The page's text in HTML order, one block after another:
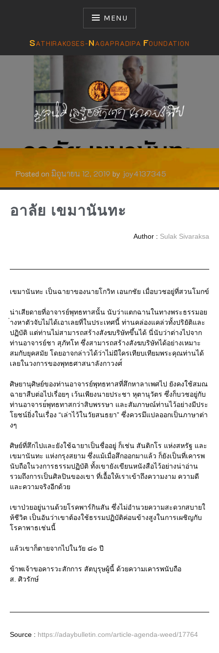
MENU
SATHIRAKOSES-NAGAPRADIPA FOUNDATION
S N F
มูลนิธิเสฐียรโกเศศ-นาคะประทีป
Posted on มิถุนายน 12, 2019 by joy4137345
อาลัย เขมานันทะ
Author : Sulak Sivaraksa
เขมานันทะ เป็นฉายาของนายโกวิท เอนกชัย เมื่อบวชอยู่ที่สวนโมกข์
น่าเสียดายที่อาจารย์พุทธทาสนั้น นับว่าแตกฉานในทางพระธรรมอย
่างหาตัวจับไม่ได้เอาเลยที่ในประเทศนี้ ท่านคล่องแคล่วทั้งปริยัติและ
ปฏิบัติ แต่ท่านไม่สามารถสร้างสังฆบริษัทขึ้นได้ นี่นับว่าต่างไปจาก
ท่านอาจารย์ชา สุภัทโท ซึ่งสามารถสร้างสังฆบริษัทได้อย่างเหมาะ
สมกับยุคสมัย โดยอาจกล่าวได้ว่าไม่มีใครเทียบเทียมพระคุณท่านได้
เลยในวงการของพุทธศาสนาลังกาวงศ
ศิษยานุศิษย์ของท่านอาจารย์พุทธทาสที่สึกหาลาเพศไป ยังคงใช้สมณ
ฉายาสืบต่อไปเรื่อยๆ เว้นเพียงนายประชา หุตานุวัตร ซึ่งก็บวชอยู่กับ
ท่านอาจารย์พุทธทาสกว่าสิบพรรษา และสัมภาษณ์ท่านไว้อย่างมีประ
โยชน์ยิ่งในเรื่อง “เล่าไว้ในวัยสนธยา” ซึ่งควรมึแปลออกเป็นภาษาต่า
งๆ
ศิษย์ที่สึกไปและยังใช้ฉายาเป็นชื่ออยู่ ก็เช่น สันติกโร แห่งสหรัฐ และ
เขมานันทะ แห่งกรุงสยาม ซึ่งแม้เมื่อสึกออกมาแล้ว ก็ยังเป็นที่เคารพ
นับถือในวงการธรรมปฏิบัติ ทั้งเขายังเขียนหนังสือไว้อย่างน่าอ่าน
รวมถึงการเป็นศิลปินของเขา ที่เอื้อให้เราเข้าถึงความงาม ความดี
และความจริงอีกด้วย
เขาป่วยอยู่นานด้วยโรคพาร์กินสัน ซึ่งไม่อำนวยความสะดวกสบายใ
ห้ชีวิต เป็นอันว่าเขาต้องใช้ธรรมปฏิบัติค่อนข้างสูงในการเผชิญกับ
โรคาพาธเช่นนี้
แล้วเขาก็ตายจากไปในวัย ๘๐ ปี
ข้าพเจ้าขอคารวะสักการ สัตบุรุษผู้นี้ ด้วยความเคารพนับถือ
ส. ศิวรักษ์
Source : https://adaybulletin.com/article-agenda-weed/17764